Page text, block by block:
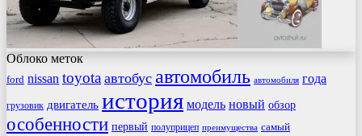
Облоко меток
ford nissan toyota автобус автомобиль автомобиля года
грузовик двигатель история модель новый обзор
особенности первый полуприцеп преимущества самый